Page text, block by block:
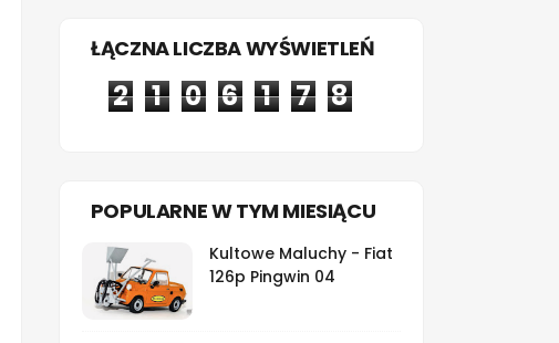
ŁĄCZNA LICZBA WYŚWIETLEŃ
2 1 0 6 1 7 8
POPULARNE W TYM MIESIĄCU
Kultowe Maluchy - Fiat
126p Pingwin 04